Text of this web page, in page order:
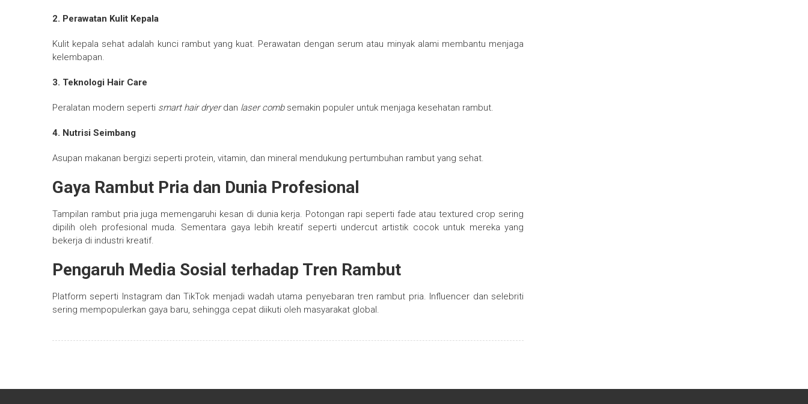
2. Perawatan Kulit Kepala
Kulit kepala sehat adalah kunci rambut yang kuat. Perawatan dengan serum atau minyak alami membantu menjaga
kelembapan.
3. Teknologi Hair Care
Peralatan modern seperti smart hair dryerdan laser combsemakin populer untuk menjaga kesehatan rambut.
4. Nutrisi Seimbang
Asupan makanan bergizi seperti protein, vitamin, dan mineral mendukung pertumbuhan rambut yang sehat.
Gaya Rambut Pria dan Dunia Profesional
Tampilan rambut pria juga memengaruhi kesan di dunia kerja. Potongan rapi seperti fade atau textured crop sering
dipilih oleh profesional muda. Sementara gaya lebih kreatif seperti undercut artistik cocok untuk mereka yang
bekerja di industri kreatif.
Pengaruh Media Sosial terhadap Tren Rambut
Platform seperti Instagram dan TikTok menjadi wadah utama penyebaran tren rambut pria. Influencer dan selebriti
sering mempopulerkan gaya baru, sehingga cepat diikuti oleh masyarakat global.